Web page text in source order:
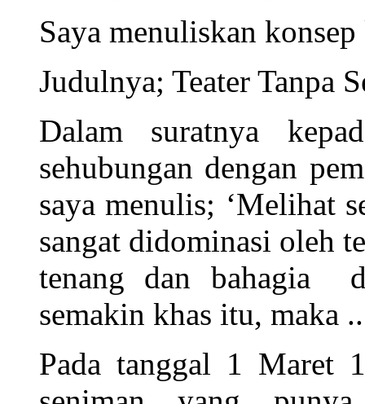
Saya menuliskan
Judulnya; Teater Tanpa
Dalam suratnya
sehubungan dengan
saya menulis; ‘Melihat
sangat didominasi oleh
tenang dan bahagia
semakin khas itu, maka
Pada tanggal 1 Maret